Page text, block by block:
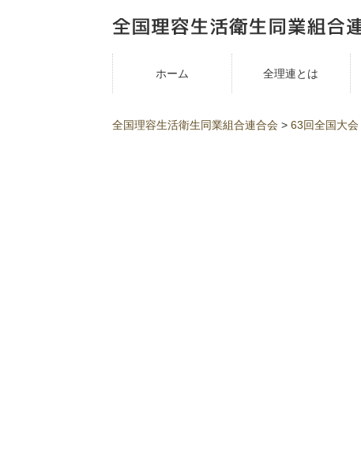
ホーム 全理連とは
全国理容生活衛生同業組合連合会 > 63回全国大会